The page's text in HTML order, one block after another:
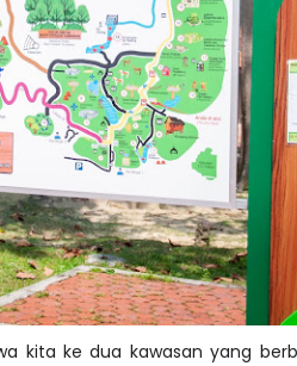
kita ke dua kawasan yang